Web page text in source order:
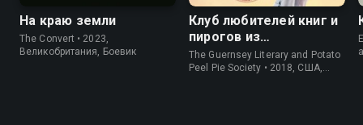
На краю земли
The Convert • 2023,
Великобритания, Боевик
Клуб любителей книг и
пирогов из
картофельных
очистков
The Guernsey Literary and Potato
Peel Pie Society • 2018, США,